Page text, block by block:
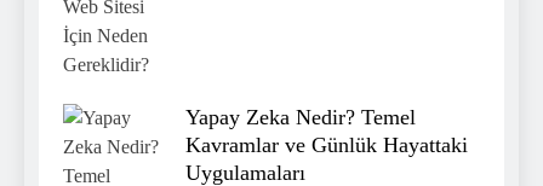
Yapay Zeka Nedir? Temel
Kavramlar ve Günlük Hayattaki
Uygulamaları